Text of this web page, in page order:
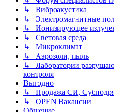
↳ Виброакустика
↳ Электромагнитные
↳ Ионизирующее
↳ Световая среда
↳ Микроклимат
↳ Аэрозоли, пыль
↳ Лаборатории
контроля
Выгодно
↳ Продажа СИ,
↳ OPEN Вакансии
Общение